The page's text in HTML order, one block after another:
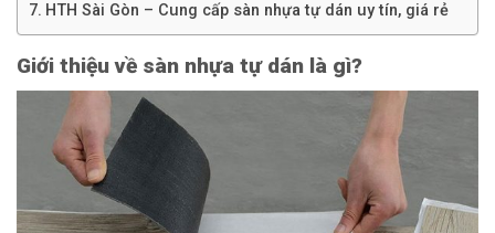
HTH Sài Gòn – Cung cấp sàn nhựa tự dán uy tín, giá rẻ
Giới thiệu về sàn nhựa tự dán là gì?